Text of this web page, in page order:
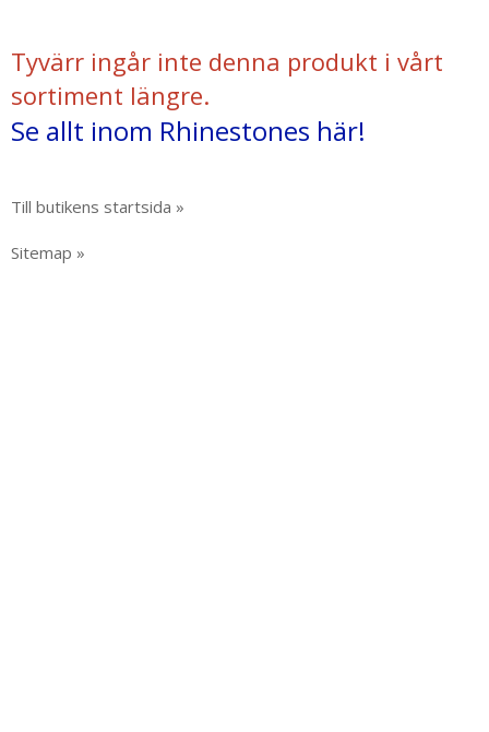
Tyvärr ingår inte denna produkt i vårt
sortiment längre.
Se allt inom Rhinestones här!
Till butikens startsida »
Sitemap »